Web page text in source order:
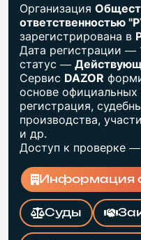
Организация
ответственностью
зарегистрирована в
Дата регистрации —
статус —
Сервис DAZOR
основе официальных
регистрация,
производства,
и др.
Доступ к проверке —
Информация
Суды